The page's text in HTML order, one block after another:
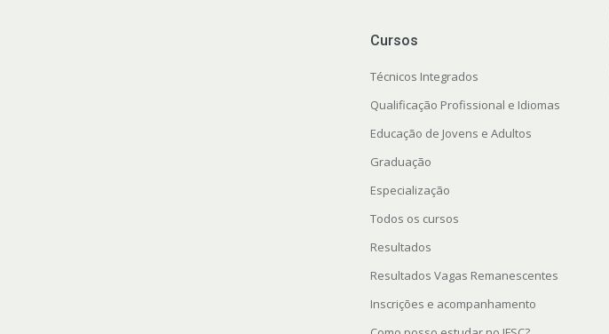
Cursos
Técnicos Integrados
Qualificação Profissional e Idiomas
Educação de Jovens e Adultos
Graduação
Especialização
Todos os cursos
Resultados
Resultados Vagas Remanescentes
Inscrições e acompanhamento